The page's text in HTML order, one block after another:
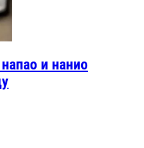
и нанио